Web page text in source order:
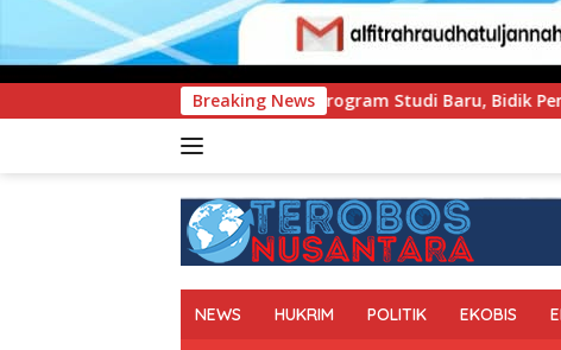
Breaking News
Program Studi Baru, Bidik Penguatan Daya Saing Perguruan
NEWS HUKRIM POLITIK EKOBIS